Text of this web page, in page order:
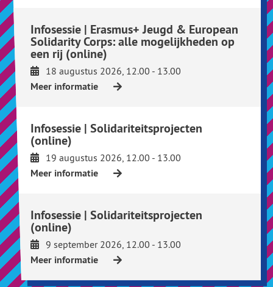
Infosessie | Erasmus+ Jeugd & European
Solidarity Corps: alle mogelijkheden op
een rij (online)
18 augustus 2026, 12.00 - 13.00
Meer informatie
Infosessie | Solidariteitsprojecten
(online)
19 augustus 2026, 12.00 - 13.00
Meer informatie
Infosessie | Solidariteitsprojecten
(online)
9 september 2026, 12.00 - 13.00
Meer informatie